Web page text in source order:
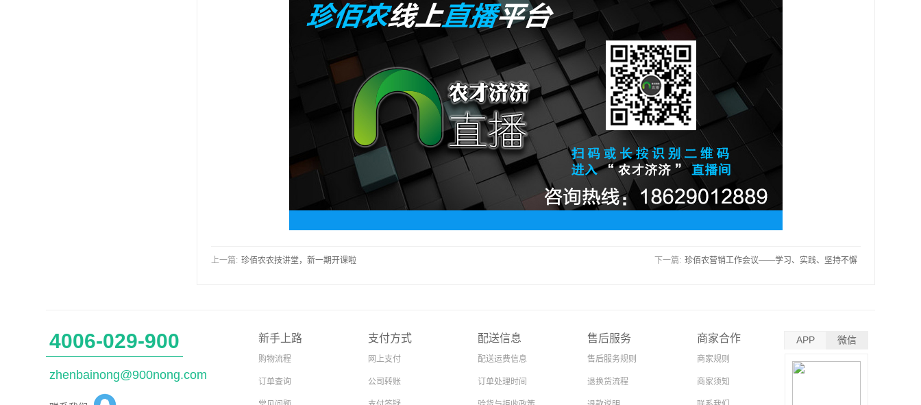
上一篇: 珍佰农农技讲堂，新一期开课啦 下一篇: 珍佰农营销工作会议——学习、实践、坚持不懈
4006-029-900
zhenbainong@900nong.com
新手上路
购物流程
订单查询
支付方式
网上支付
公司转账
配送信息
配送运费信息
订单处理时间
售后服务
售后服务规则
退换货流程
商家合作
商家规则
商家须知
APP 微信